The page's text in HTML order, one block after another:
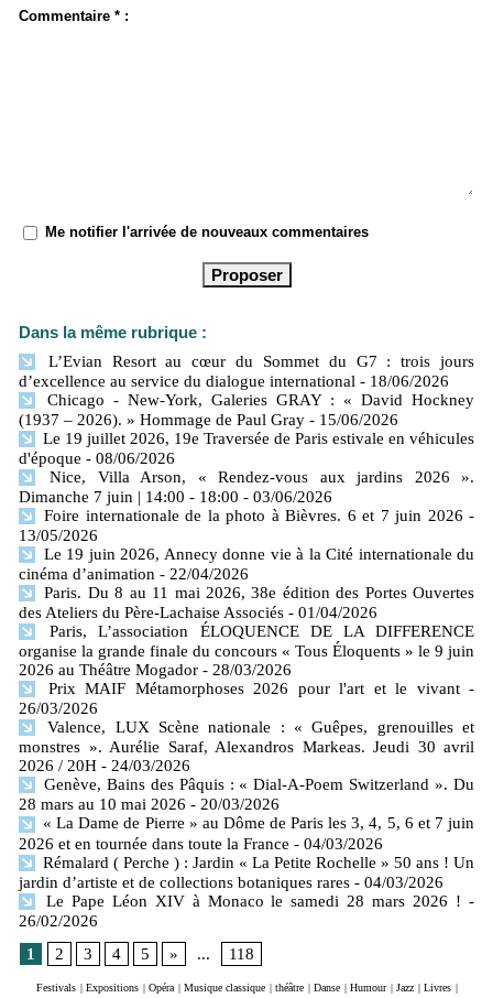
Commentaire * :
Me notifier l'arrivée de nouveaux commentaires
Dans la même rubrique :
L’Evian Resort au cœur du Sommet du G7 : trois jours
d’excellence au service du dialogue international - 18/06/2026
Chicago - New-York, Galeries GRAY : « David Hockney
(1937 – 2026). » Hommage de Paul Gray - 15/06/2026
Le 19 juillet 2026, 19e Traversée de Paris estivale en véhicules
d'époque - 08/06/2026
Nice, Villa Arson, « Rendez-vous aux jardins 2026 ».
Dimanche 7 juin | 14:00 - 18:00 - 03/06/2026
Foire internationale de la photo à Bièvres. 6 et 7 juin 2026 -
13/05/2026
Le 19 juin 2026, Annecy donne vie à la Cité internationale du
cinéma d’animation - 22/04/2026
Paris. Du 8 au 11 mai 2026, 38e édition des Portes Ouvertes
des Ateliers du Père-Lachaise Associés - 01/04/2026
Paris, L’association ÉLOQUENCE DE LA DIFFERENCE
organise la grande finale du concours « Tous Éloquents » le 9 juin
2026 au Théâtre Mogador - 28/03/2026
Prix MAIF Métamorphoses 2026 pour l'art et le vivant -
26/03/2026
Valence, LUX Scène nationale : « Guêpes, grenouilles et
monstres ». Aurélie Saraf, Alexandros Markeas. Jeudi 30 avril
2026 / 20H - 24/03/2026
Genève, Bains des Pâquis : « Dial-A-Poem Switzerland ». Du
28 mars au 10 mai 2026 - 20/03/2026
« La Dame de Pierre » au Dôme de Paris les 3, 4, 5, 6 et 7 juin
2026 et en tournée dans toute la France - 04/03/2026
Rémalard ( Perche ) : Jardin « La Petite Rochelle » 50 ans ! Un
jardin d’artiste et de collections botaniques rares - 04/03/2026
Le Pape Léon XIV à Monaco le samedi 28 mars 2026 ! -
26/02/2026
1
2 3 4 5 » ... 118
Festivals | Expositions | Opéra | Musique classique | théâtre | Danse | Humour | Jazz | Livres |